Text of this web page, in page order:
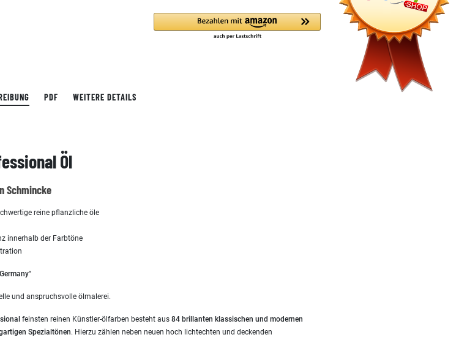
PDF WEITERE DETAILS
Öl
Schmincke
reine pflanzliche öle
innerhalb der Farbtöne
und anspruchsvolle ölmalerei.
feinsten reinen Künstler-ölfarben besteht aus 84 brillanten klassischen und modernen
Spezialtönen. Hierzu zählen neben neuen hoch lichtechten und deckenden